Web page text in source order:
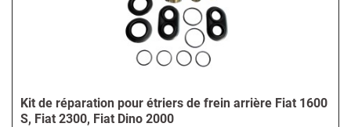
Kit de réparation pour étriers de frein arrière Fiat 1600
S, Fiat 2300, Fiat Dino 2000